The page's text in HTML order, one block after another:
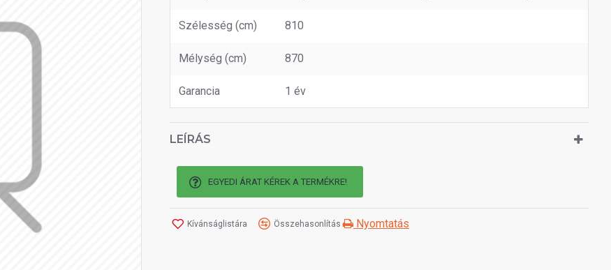
Szélesség (cm) 810
Mélység (cm) 870
Garancia 1 év
LEÍRÁS
EGYEDI ÁRAT KÉREK A TERMÉKRE!
Kívánságlistára Összehasonlítás Nyomtatás